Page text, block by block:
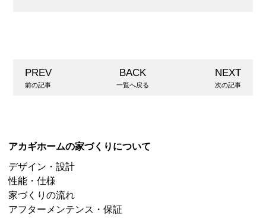
PREV
前の記事
BACK
一覧へ戻る
NEXT
次の記事
アカギホームの家づくりについて
デザイン・設計
性能・仕様
家づくりの流れ
アフターメンテンス・保証